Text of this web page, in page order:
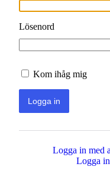
Lösenord
Kom ihåg mig
Logga in med
Logga